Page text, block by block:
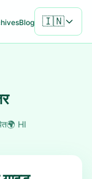
Blog 🇮🇳
🌍 HI